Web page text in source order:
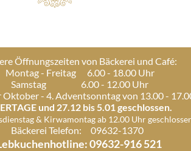
Öffnungszeiten von Bäckerei und Café:
Montag - Freitag 6.00 - 18.00 Uhr
Samstag 6.00 - 12.00 Uhr
Oktober - 4. Adventsonntag von 13.00 -
und 27.12 bis 5.01 geschlossen.
& Kirwamontag ab 12.00 Uhr
Bäckerei Telefon: 09632-1370
09632-916 521